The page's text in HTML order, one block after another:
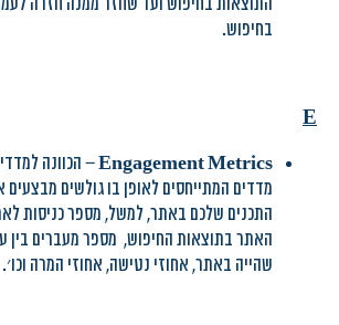
בחיפוש.
E
Engagement Metrics– הכוונה
מדדים המתייחסים לאופן בו גולשים
התכנים שלכם באתר, למשל, מספר כניסות
האתר בתוצאות החיפוש, מספר מעברים בין
שהייה באתר, אחוזי נטישה, אחוזי המרה וכו׳.